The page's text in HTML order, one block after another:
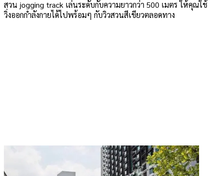
สวน jogging track เล่นระดับกับความยาวกว่า 500 เมตร ให้คุณใช้
วิ่งออกกำลังกายได้ไปพร้อมๆ กับวิวสวนสีเขียวตลอดทาง